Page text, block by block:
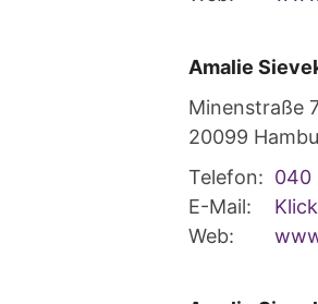
Amalie
Minenstraße
20099
Telefon: 040
E-Mail:
Web: